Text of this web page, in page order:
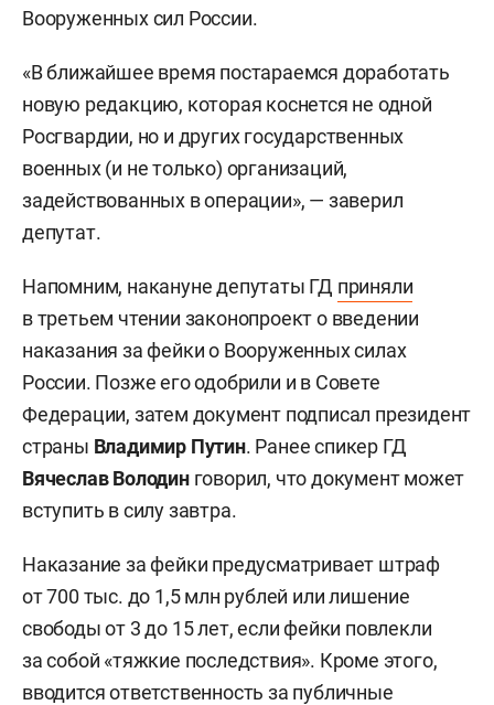
Вооруженных сил России.
«В ближайшее время постараемся доработать
новую редакцию, которая коснется не одной
Росгвардии, но и других государственных
военных (и не только) организаций,
задействованных в операции», — заверил
депутат.
Напомним, накануне депутаты ГД приняли
в третьем чтении законопроект о введении
наказания за фейки о Вооруженных силах
России. Позже его одобрили и в Совете
Федерации, затем документ подписал президент
страны Владимир Путин. Ранее спикер ГД
Вячеслав Володинговорил, что документ может
вступить в силу завтра.
Наказание за фейки предусматривает штраф
от 700 тыс. до 1,5 млн рублей или лишение
свободы от 3 до 15 лет, если фейки повлекли
за собой «тяжкие последствия». Кроме этого,
вводится ответственность за публичные